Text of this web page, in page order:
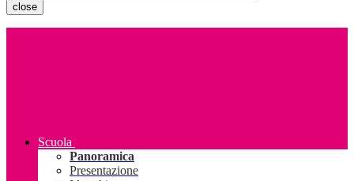
close
Scuola
Panoramica
Presentazione